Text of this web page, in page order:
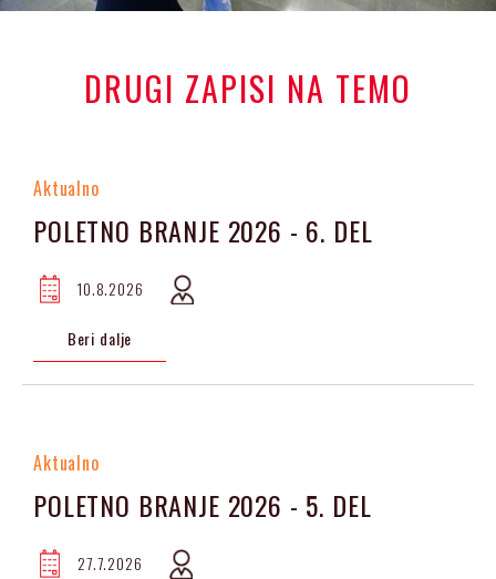
DRUGI ZAPISI NA TEMO
Aktualno
POLETNO BRANJE 2026 - 6. DEL
10.8.2026
Beri dalje
Aktualno
POLETNO BRANJE 2026 - 5. DEL
27.7.2026